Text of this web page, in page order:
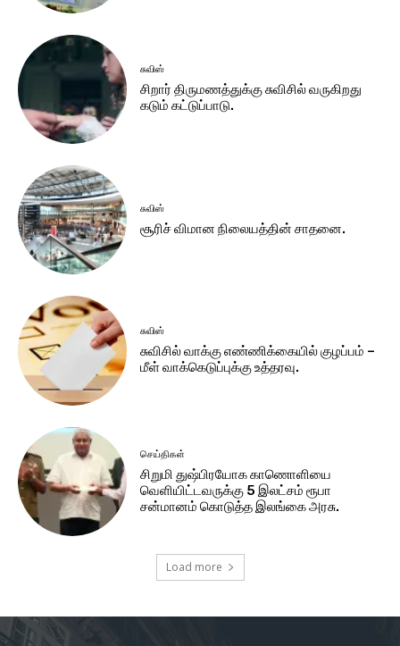
சுவிஸ்
சிறார் திருமணத்துக்கு சுவிசில் வருகிறது
கடும் கட்டுப்பாடு.
சுவிஸ்
சூரிச் விமான நிலையத்தின் சாதனை.
சுவிஸ்
சுவிசில் வாக்கு எண்ணிக்கையில் குழப்பம் –
மீள் வாக்கெடுப்புக்கு உத்தரவு.
செய்திகள்
சிறுமி துஷ்பிரயோக காணொளியை
வெளியிட்டவருக்கு 5 இலட்சம் ரூபா
சன்மானம் கொடுத்த இலங்கை அரசு.
Load more